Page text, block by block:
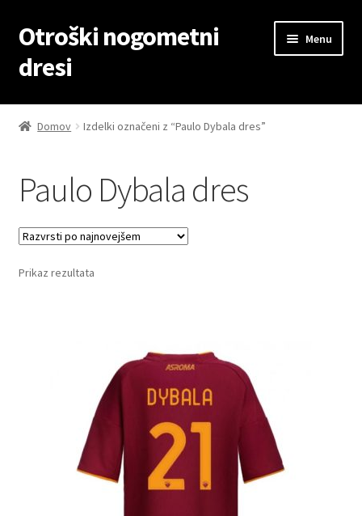
Skip
to
navigation
Skip
to
content
Otroški nogometni
dresi
Menu
Domov
Kontaktiraj nas
Košarica
Moj račun
Domov Izdelki označeni z “Paulo Dybala dres”
Paulo Dybala dres
Prikaz rezultata